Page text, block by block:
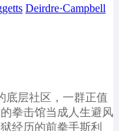
Deirdre·Campbell
底层社区，一群正值
拳击馆当成人生避风
经历的前拳手斯利